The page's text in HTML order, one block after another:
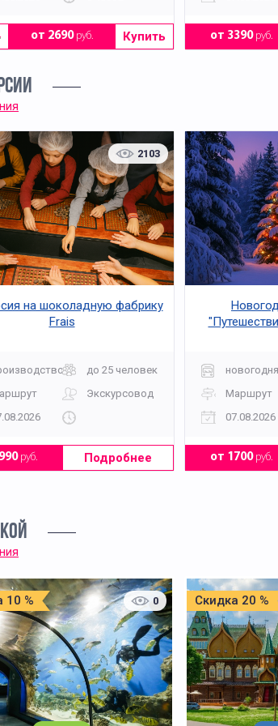
от 2690руб. Купить от 3390руб.
2103
на шоколадную фабрику
Frais
до 25 человек
Экскурсовод
руб. Подробнее
Маршрут
07.08.2026
от 1700руб.
10 % 0 Скидка 20 %